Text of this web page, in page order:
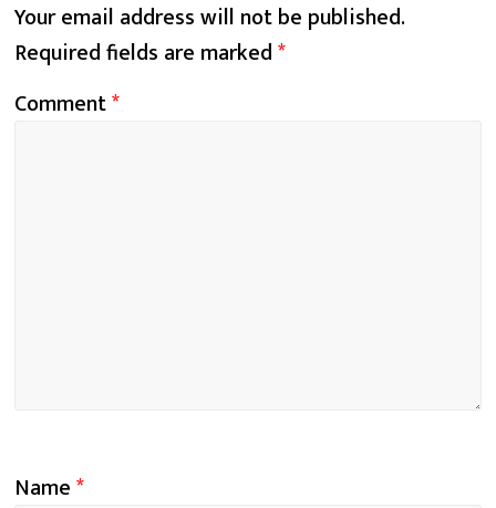
Your email address will not be published.
Required fields are marked*
Comment*
Name*